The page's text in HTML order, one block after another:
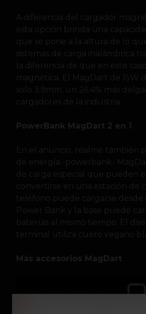
A diferencia del cargador
esta opción brinda una
que se pone a la altura de lo
sistemas de carga inalámbrica
la diferencia de que en este
magnética. El MagDart de 15W
solo 3.9mm, un 26.4% más
cargadores de la industria.
PowerBank MagDart 2 en 1
En el anuncio, realme también
de energía -powerbank-
de carga especial que pueden
convertirse en una estación de
teléfono puede cargarse desde
Power Bank y la base puede
baterías al mismo tiempo. El
terminal utiliza cuero vegano
Más accesorios MagDart